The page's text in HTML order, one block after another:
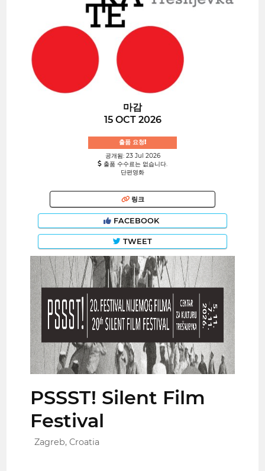
마감
15 OCT 2026
출품 요청!
공개됨: 23 Jul 2026
출품 수수료는 없습니다.
단편영화
링크
FACEBOOK
TWEET
PSSST! Silent Film
Festival
Zagreb, Croatia